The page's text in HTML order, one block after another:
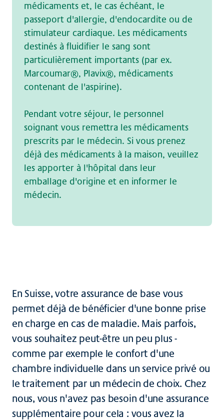
médicaments et, le cas échéant, le
passeport d'allergie, d'endocardite ou de
stimulateur cardiaque. Les médicaments
destinés à fluidifier le sang sont
particulièrement importants (par ex.
Marcoumar®, Plavix®, médicaments
contenant de l'aspirine).
Pendant votre séjour, le personnel
soignant vous remettra les médicaments
prescrits par le médecin. Si vous prenez
déjà des médicaments à la maison, veuillez
les apporter à l'hôpital dans leur
emballage d'origine et en informer le
médecin.
En Suisse, votre assurance de base vous
permet déjà de bénéficier d'une bonne prise
en charge en cas de maladie. Mais parfois,
vous souhaitez peut-être un peu plus -
comme par exemple le confort d'une
chambre individuelle dans un service privé ou
le traitement par un médecin de choix. Chez
nous, vous n'avez pas besoin d'une assurance
supplémentaire pour cela : vous avez la